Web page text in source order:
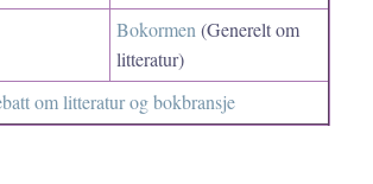
Bokormen (Generelt om
litteratur)
om litteratur og bokbransje